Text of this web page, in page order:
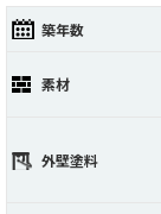
築年数
素材
外壁塗料